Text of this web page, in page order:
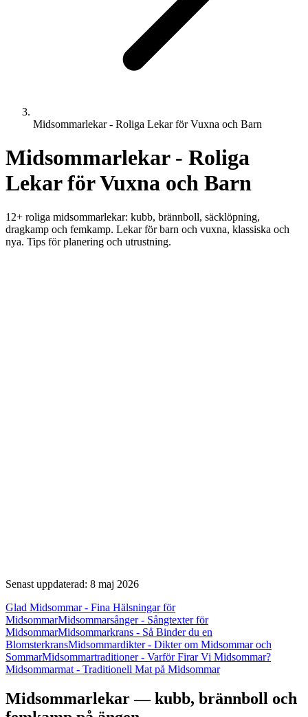
Midsommarlekar - Roliga Lekar för Vuxna och Barn
Midsommarlekar - Roliga
Lekar för Vuxna och Barn
12+ roliga midsommarlekar: kubb, brännboll, säcklöpning,
dragkamp och femkamp. Lekar för barn och vuxna, klassiska och
nya. Tips för planering och utrustning.
Senast uppdaterad: 8 maj 2026
Glad Midsommar - Fina Hälsningar för
MidsommarMidsommarsånger - Sångtexter för
MidsommarMidsommarkrans - Så Binder du en
BlomsterkransMidsommardikter - Dikter om Midsommar och
SommarMidsommartraditioner - Varför Firar Vi Midsommar?
Midsommarmat - Traditionell Mat på Midsommar
Midsommarlekar — kubb, brännboll och